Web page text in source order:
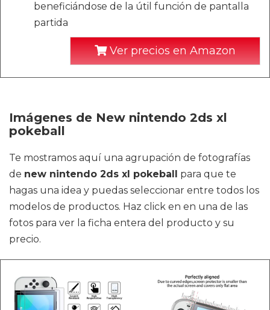
beneficiándose de la útil función de pantalla
partida
Ver precios en Amazon
Imágenes de New nintendo 2ds xl
pokeball
Te mostramos aquí una agrupación de fotografías
de new nintendo 2ds xl pokeball para que te
hagas una idea y puedas seleccionar entre todos los
modelos de productos. Haz click en en una de las
fotos para ver la ficha entera del producto y su
precio.